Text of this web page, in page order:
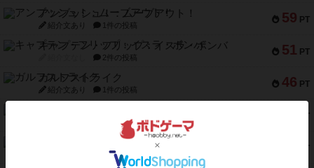
59 PT
アンブッシュ！：ムーブアウト！
紹介文あり 1件の投稿
51 PT
キャプテン・フリップ：イスラ・ボンバ
2件の投稿
46 PT
ガルフストライク
紹介文あり 1件の投稿
PT
8件の投稿
PT
12件の投稿